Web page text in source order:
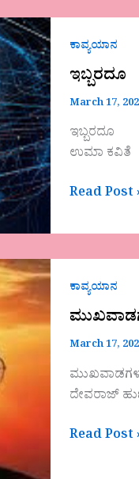
ಕಾವ್ಯಯಾನ
ಇಬ್ಬರದೂ
March 17,
ಇಬ್ಬರದೂ
ಉಮಾ ಕವಿತೆ
Read Post
ಕಾವ್ಯಯಾನ
March 17,
ದೇವರಾಜ್
Read Post